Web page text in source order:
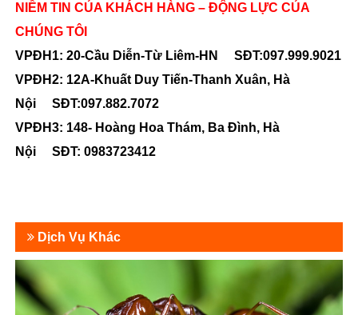
NIỀM TIN CỦA KHÁCH HÀNG – ĐỘNG LỰC CỦA
CHÚNG TÔI
VPĐH1: 20-Cầu Diễn-Từ Liêm-HN SĐT:097.999.9021
VPĐH2: 12A-Khuất Duy Tiến-Thanh Xuân, Hà
Nội SĐT:097.882.7072
VPĐH3: 148- Hoàng Hoa Thám, Ba Đình, Hà
Nội SĐT: 0983723412
Dịch Vụ Khác